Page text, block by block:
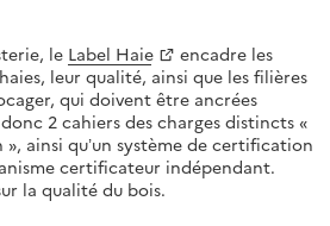
le Label Haie
encadre les
leur qualité, ainsi que les filières
qui doivent être ancrées
2 cahiers des charges distincts «
ainsi qu’un système de certification
certificateur indépendant.
la qualité du bois.